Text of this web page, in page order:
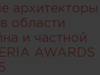
архитекторы
области
и частной
AWARDS